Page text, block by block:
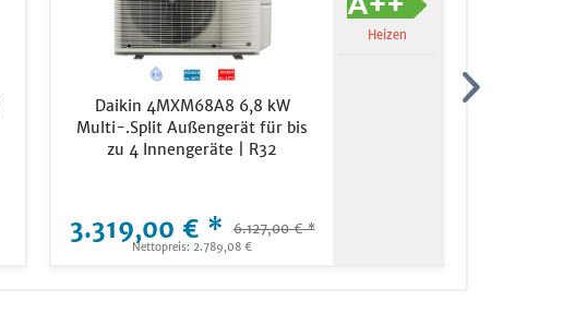
Daikin 4MXM68A8 6,8 kW
Multi-.Split Außengerät für bis
zu 4 Innengeräte | R32
3.319,00 € * 6.127,00 € *
Nettopreis: 2.789,08 €
Heizen